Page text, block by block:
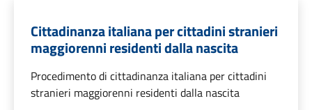
Cittadinanza italiana per cittadini stranieri
maggiorenni residenti dalla nascita
Procedimento di cittadinanza italiana per cittadini
stranieri maggiorenni residenti dalla nascita